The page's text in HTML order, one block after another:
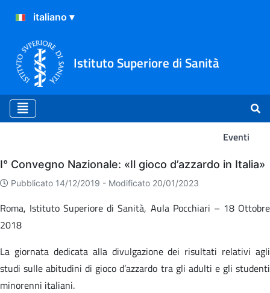
Istituto Superiore di Sanità
Eventi
Eventi
I° Convegno Nazionale: «Il gioco d’azzardo in Italia»
Pubblicato 14/12/2019 - Modificato 20/01/2023
Roma, Istituto Superiore di Sanità, Aula Pocchiari – 18 Ottobre
2018
La giornata dedicata alla divulgazione dei risultati relativi agli
studi sulle abitudini di gioco d’azzardo tra gli adulti e gli studenti
minorenni italiani.